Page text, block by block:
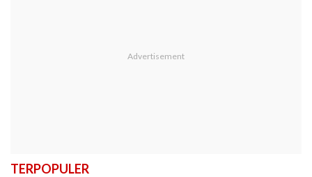
TERPOPULER